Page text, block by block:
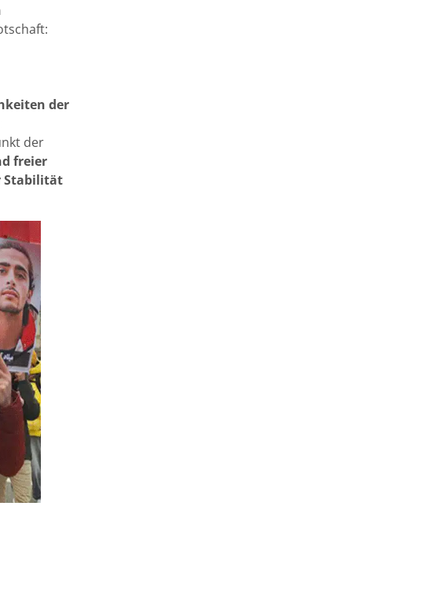
der
der
freier
Stabilität